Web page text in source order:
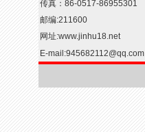
传真：86-0517-86955301
邮编:211600
网址:www.jinhu18.net
E-mail:945682112@qq.com